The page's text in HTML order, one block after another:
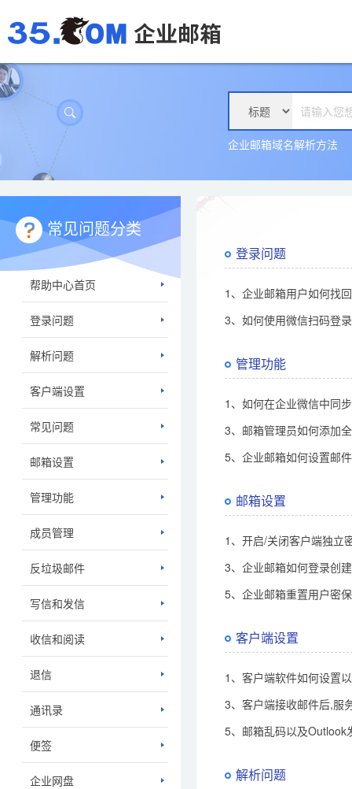
企业邮箱域名解析方法
常见问题分类
帮助中心首页
登录问题
解析问题
客户端设置
常见问题
邮箱设置
管理功能
成员管理
反垃圾邮件
写信和发信
收信和阅读
退信
通讯录
便签
企业网盘
登录问题
1、企业邮箱用户如何找
3、如何使用微信扫码登
管理功能
1、如何在企业微信中同
3、邮箱管理员如何添加
5、企业邮箱如何设置邮
邮箱设置
1、开启/关闭客户端独立
3、企业邮箱如何登录创
5、企业邮箱重置用户密
客户端设置
1、客户端软件如何设置
3、客户端接收邮件后,服
5、邮箱乱码以及Outlook
解析问题